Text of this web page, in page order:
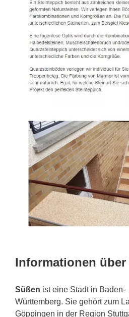
Informationen über
Süßen ist eine Stadt in Baden-
Württemberg. Sie gehört zum
Göppingen in der Region